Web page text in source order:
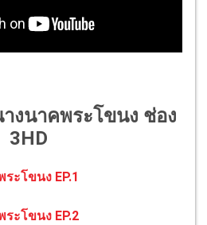
างนาคพระโขนง ช่อง
3HD
ะโขนง EP.1
ระโขนง EP.2